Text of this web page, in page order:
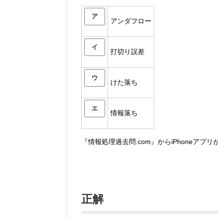
ア
アンダフロー
イ
打切り誤差
ウ
けた落ち
エ
情報落ち
『情報処理過去問.com』からiPhoneアプリ
正解